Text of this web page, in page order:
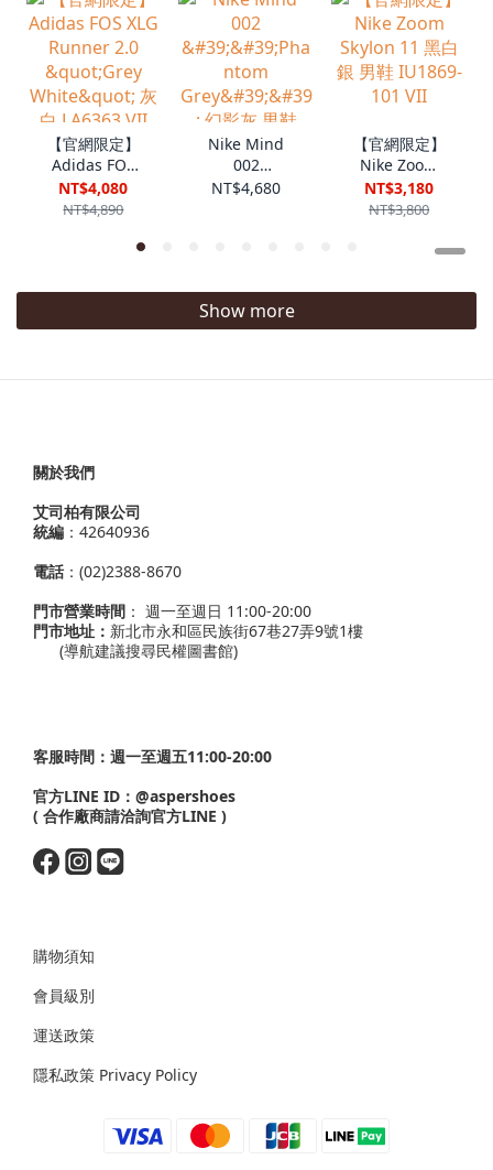
【官網限定】
Adidas FOS
XLG Runner
2.0 "Grey
NT$4,080
NT$4,890
Nike Mind
002
''Phantom
NT$4,680
【官網限定】
Nike Zoom
Skylon 11 黑
白銀 男鞋
NT$3,180
NT$3,800
Show more
關於我們
艾司柏有限公司
統編 ：42640936
電話：(02)2388-8670
門市營業時間 ： 週一至週日 11:00-20:00
門市地址： 新北市永和區民族街67巷27弄9號1樓
(導航建議搜尋民權圖書館)
客服時間：週一至週五11:00-20:00
官方LINE ID： @aspershoes
( 合作廠商請洽詢官方LINE )
購物須知
會員級別
運送政策
隱私政策 Privacy Policy